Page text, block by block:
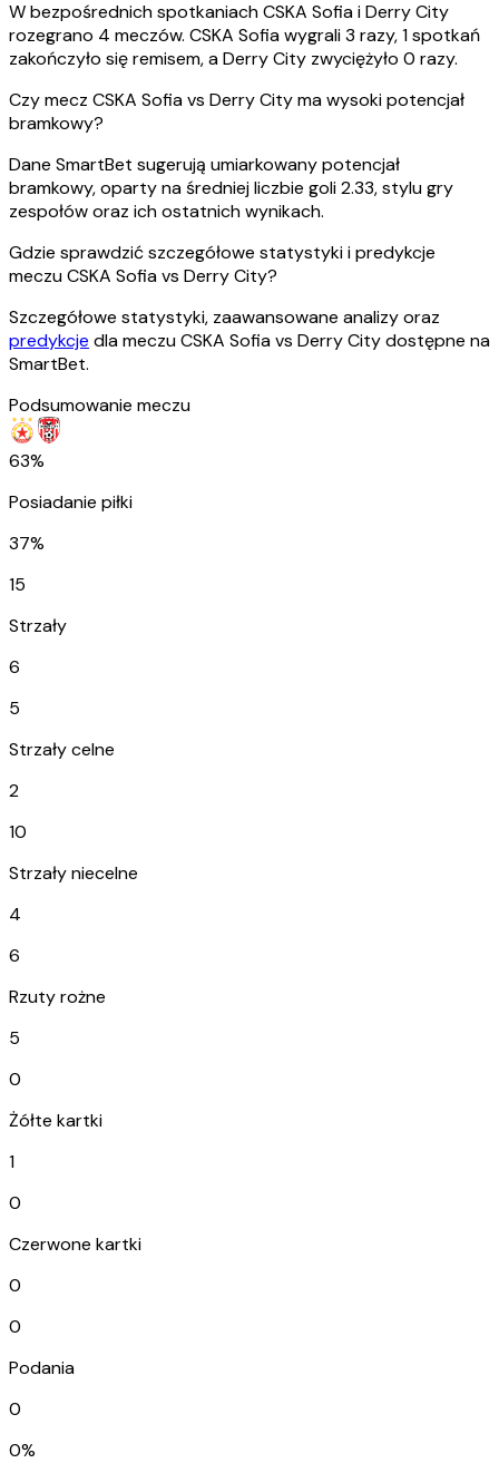
W bezpośrednich spotkaniach CSKA Sofia i Derry City
rozegrano 4 meczów. CSKA Sofia wygrali 3 razy, 1 spotkań
zakończyło się remisem, a Derry City zwyciężyło 0 razy.
Czy mecz CSKA Sofia vs Derry City ma wysoki potencjał
bramkowy?
Dane SmartBet sugerują umiarkowany potencjał
bramkowy, oparty na średniej liczbie goli 2.33, stylu gry
zespołów oraz ich ostatnich wynikach.
Gdzie sprawdzić szczegółowe statystyki i predykcje
meczu CSKA Sofia vs Derry City?
Szczegółowe statystyki, zaawansowane analizy oraz
predykcje dla meczu CSKA Sofia vs Derry City dostępne na
SmartBet.
Podsumowanie meczu
63%
Posiadanie piłki
37%
15
Strzały
6
5
Strzały celne
2
10
Strzały niecelne
4
6
Rzuty rożne
5
0
Żółte kartki
1
0
Czerwone kartki
0
0
Podania
0
0%